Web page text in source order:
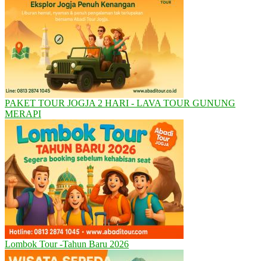
PAKET TOUR JOGJA 2 HARI - LAVA TOUR GUNUNG
MERAPI
Lombok Tour -Tahun Baru 2026